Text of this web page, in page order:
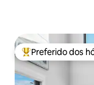
Entre os
Preferido dos